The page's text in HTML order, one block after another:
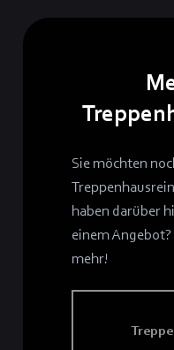
Sie möchten
haben darüber
einem
mehr!